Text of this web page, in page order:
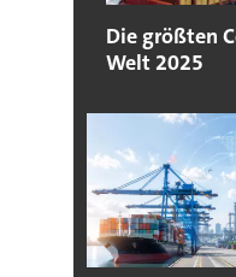
Die größten
Welt 2025